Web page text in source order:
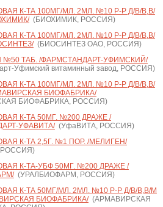
К-ТА 100МГ/МЛ. 2МЛ. №10 Р-Р Д/В/В,В/
(БИОХИМИК, РОССИЯ)
К-ТА 100МГ/МЛ. 2МЛ. №10 Р-Р Д/В/В,В/
(БИОСИНТЕЗ ОАО, РОССИЯ)
№50 ТАБ. /ФАРМСТАНДАРТ-УФИМСКИЙ/
Уфимский витаминный завод, РОССИЯ)
К-ТА 100МГ/МЛ. 2МЛ. №10 Р-Р Д/В/В,В/
БИОФАБРИКА/
БИОФАБРИКА, РОССИЯ)
К-ТА 50МГ. №200 ДРАЖЕ /
УФАВИТА/(УфаВИТА, РОССИЯ)
К-ТА 2,5Г. №1 ПОР. /МЕЛИГЕН/
К-ТА-УБФ 50МГ. №200 ДРАЖЕ /
(УРАЛБИОФАРМ, РОССИЯ)
К-ТА 50МГ/МЛ. 2МЛ. №10 Р-Р Д/В/В,В/М
БИОФАБРИКА/(АРМАВИРСКАЯ